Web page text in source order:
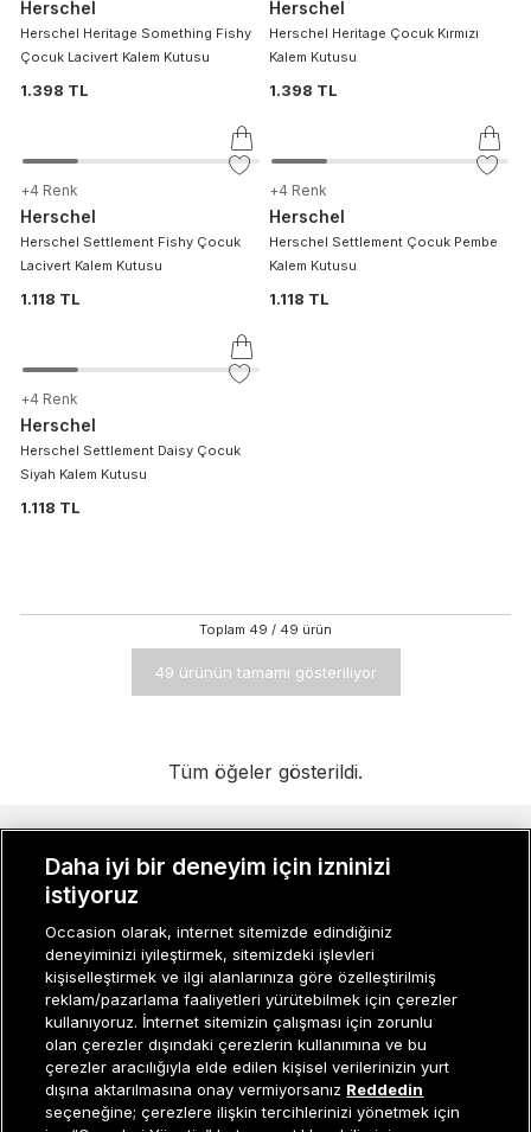
Herschel
Herschel Heritage Something Fishy
Çocuk Lacivert Kalem Kutusu
1.398 TL
Herschel
Herschel Heritage Çocuk Kırmızı
Kalem Kutusu
1.398 TL
+ 4 Renk
Herschel
Herschel Settlement Fishy Çocuk
Lacivert Kalem Kutusu
1.118 TL
+ 4 Renk
Herschel
Herschel Settlement Çocuk Pembe
Kalem Kutusu
1.118 TL
+ 4 Renk
Herschel
Herschel Settlement Daisy Çocuk
Siyah Kalem Kutusu
1.118 TL
Toplam 49 / 49 ürün
49 ürünün tamamı gösteriliyor
Tüm öğeler gösterildi.
MÜŞTERI İLIŞKILERI
KURUMSAL
KADIN KATEGORILER
GRUP MARKALAR
ERKEK KATEGORILER
Daha iyi bir deneyim için izninizi
istiyoruz
Occasion olarak, internet sitemizde edindiğiniz
deneyiminizi iyileştirmek, sitemizdeki işlevleri
kişiselleştirmek ve ilgi alanlarınıza göre özelleştirilmiş
reklam/pazarlama faaliyetleri yürütebilmek için çerezler
kullanıyoruz. İnternet sitemizin çalışması için zorunlu
olan çerezler dışındaki çerezlerin kullanımına ve bu
çerezler aracılığıyla elde edilen kişisel verilerinizin yurt
dışına aktarılmasına onay vermiyorsanız Reddedin
seçeneğine; çerezlere ilişkin tercihlerinizi yönetmek için